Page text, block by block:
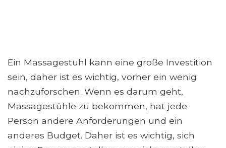
Ein Massagestuhl kann eine große Investition
sein, daher ist es wichtig, vorher ein wenig
nachzuforschen. Wenn es darum geht,
Massagestühle zu bekommen, hat jede
Person andere Anforderungen und ein
anderes Budget. Daher ist es wichtig, sich